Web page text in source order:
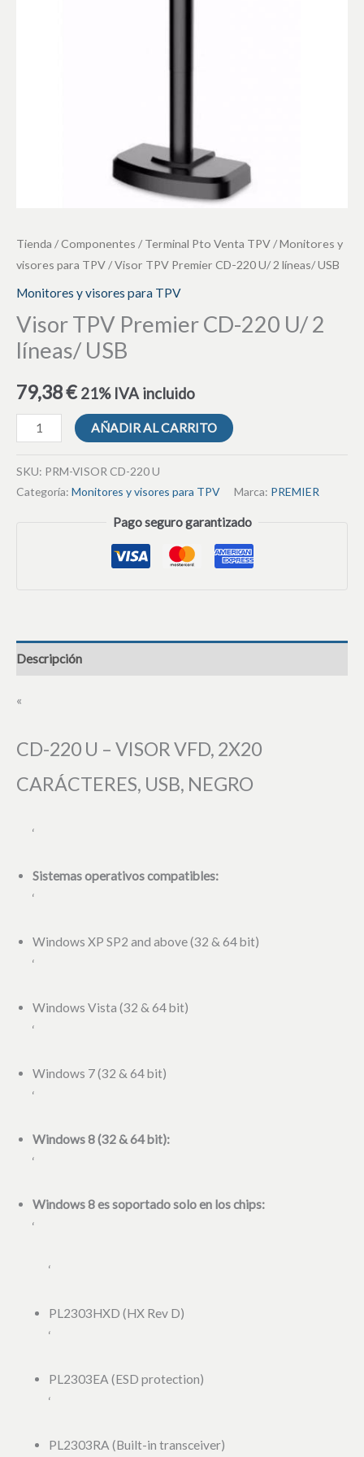
Tienda /Componentes /Terminal Pto Venta TPV/Monitores y
visores para TPV/ Visor TPV Premier CD-220 U/ 2 líneas/ USB
Monitores y visores para TPV
Visor TPV Premier CD-220 U/ 2
líneas/ USB
79,38€ 21% IVA incluido
AÑADIR AL CARRITO
SKU: PRM-VISOR CD-220 U
Categoría: Monitores y visores para TPV Marca: PREMIER
Pago seguro garantizado
Descripción
«
CD-220 U – VISOR VFD, 2X20
CARÁCTERES, USB, NEGRO
‘
Sistemas operativos compatibles:
‘
Windows XP SP2 and above (32 & 64 bit)
‘
Windows Vista (32 & 64 bit)
‘
Windows 7 (32 & 64 bit)
‘
Windows 8 (32 & 64 bit):
‘
Windows 8 es soportado solo en los chips:
‘
‘
PL2303HXD (HX Rev D)
‘
PL2303EA (ESD protection)
‘
PL2303RA (Built-in transceiver)